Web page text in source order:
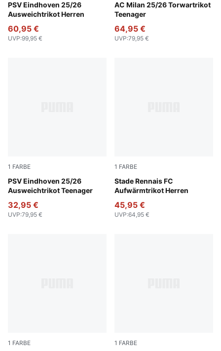
PSV Eindhoven 25/26
Ausweichtrikot Herren
PUMA White-Desert Dust
60,95 €
UVP:99,95 €
AC Milan 25/26 Torwartrikot
Teenager
Modern Mint-For All Time
64,95 €
UVP:79,95 €
1 FARBE
PSV Eindhoven 25/26
Ausweichtrikot Teenager
PUMA White-Desert Dust
32,95 €
UVP:79,95 €
1 FARBE
Stade Rennais FC
Aufwärmtrikot Herren
PUMA Red-PUMA Black
45,95 €
UVP:64,95 €
1 FARBE 1 FARBE